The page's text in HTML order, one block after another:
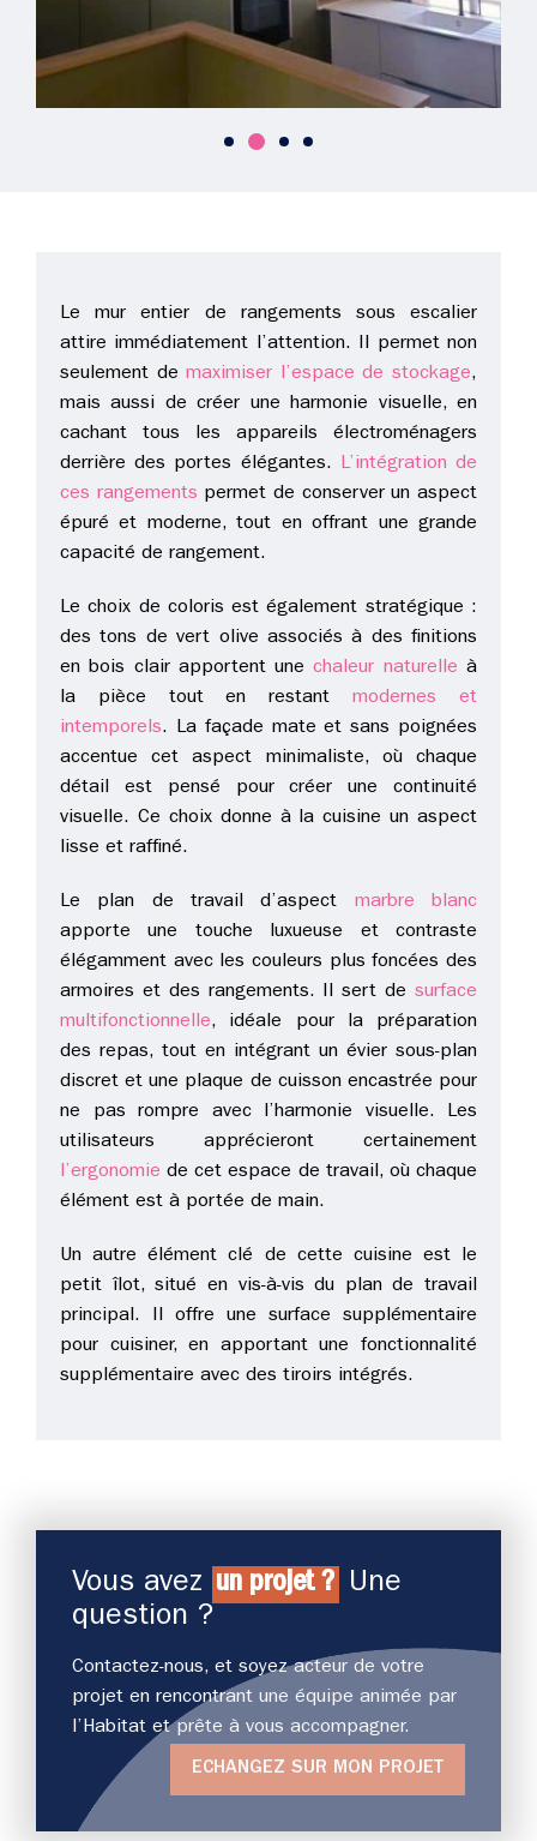
Le mur entier de rangements sous escalier
attire immédiatement l’attention. Il permet non
seulement demaximiser l’espace de stockage,
mais aussi de créer une harmonie visuelle, en
cachant tous les appareils électroménagers
derrière des portes élégantes. L’intégration de
ces rangements permet de conserver un aspect
épuré et moderne, tout en offrant une grande
capacité de rangement.
Le choix de coloris est également stratégique :
des tons de vert olive associés à des finitions
en bois clair apportent unechaleur naturelle à
la pièce tout en restantmodernes et
intemporels. La façade mate et sans poignées
accentue cet aspect minimaliste, où chaque
détail est pensé pour créer une continuité
visuelle. Ce choix donne à la cuisine un aspect
lisse et raffiné.
Le plan de travail d’aspect marbre blanc
apporte une touche luxueuse et contraste
élégamment avec les couleurs plus foncées des
armoires et des rangements. Il sert de surface
multifonctionnelle, idéale pour la préparation
des repas, tout en intégrant un évier sous-plan
discret et une plaque de cuisson encastrée pour
ne pas rompre avec l’harmonie visuelle. Les
utilisateurs apprécieront certainement
l’ergonomie de cet espace de travail, où chaque
élément est à portée de main.
Un autre élément clé de cette cuisine est le
petit îlot, situé en vis-à-vis du plan de travail
principal. Il offre une surface supplémentaire
pour cuisiner, en apportant une fonctionnalité
supplémentaire avec des tiroirs intégrés.
Vous avez un projet ? Une
question ?
Contactez-nous, et soyez acteur de votre
projet en rencontrant une équipe animée par
l’Habitat et prête à vous accompagner.
ECHANGEZ SUR MON PROJET